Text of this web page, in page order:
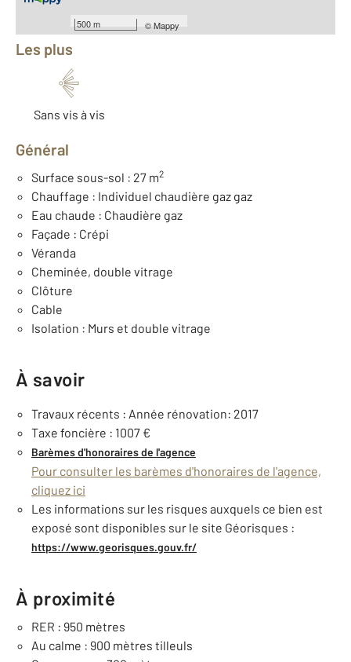
500 m ©Mappy
Équipements
Les plus
Sans vis à vis
Général
Surface sous-sol : 27 m2
Chauffage : Individuel chaudière gaz gaz
Eau chaude : Chaudière gaz
Façade : Crépi
Véranda
Cheminée, double vitrage
Clôture
Cable
Isolation : Murs et double vitrage
À savoir
Travaux récents : Année rénovation: 2017
Taxe foncière : 1007 €
Barèmes d'honoraires de l'agence
Pour consulter les barèmes d'honoraires de l'agence,
cliquez ici
Les informations sur les risques auxquels ce bien est
exposé sont disponibles sur le site Géorisques :
https://www.georisques.gouv.fr/
À proximité
RER : 950 mètres
Au calme : 900 mètres tilleuls